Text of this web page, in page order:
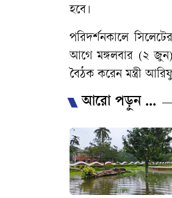
হবে।
পরিদর্শনকালে
আগে মঙ্গলবার (২ জুন)
বৈঠক করেন মন্ত্রী
আরো পড়ুন ...